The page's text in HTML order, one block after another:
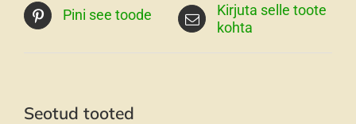
Pini see toode
Kirjuta selle toote
kohta
Seotud tooted